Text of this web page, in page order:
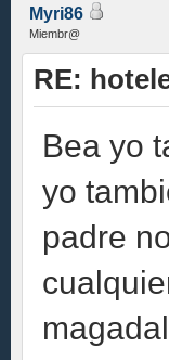
Myri86
Miembr@
RE:
Bea yo
yo
padre